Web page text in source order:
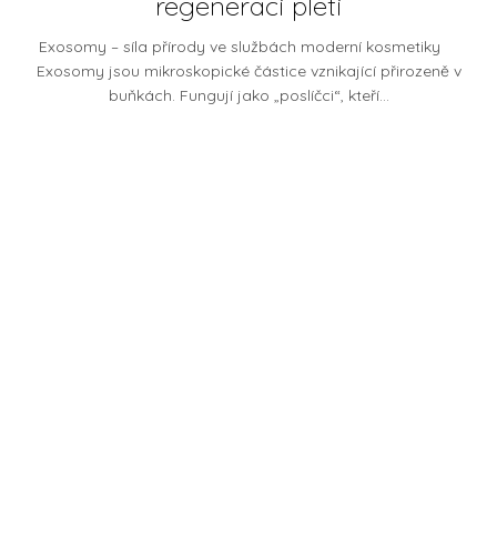
Exosomy – síla přírody ve službách moderní kosmetiky
Exosomy jsou mikroskopické částice vznikající přirozeně v
buňkách. Fungují jako „poslíčci“, kteří...